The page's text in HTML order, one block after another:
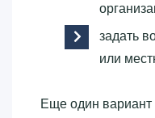
задать
или
Еще один